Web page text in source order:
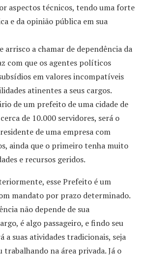
aspectos técnicos, tendo uma forte
e da opinião pública em sua
arrisco a chamar de dependência da
com que os agentes políticos
em valores incompatíveis
atinentes a seus cargos.
de um prefeito de uma cidade de
de 10.000 servidores, será o
de uma empresa com
ainda que o primeiro tenha muito
e recursos geridos.
esse Prefeito é um
mandato por prazo determinado.
não depende de sua
é algo passageiro, e findo seu
a suas atividades tradicionais, seja
trabalhando na área privada. Já o